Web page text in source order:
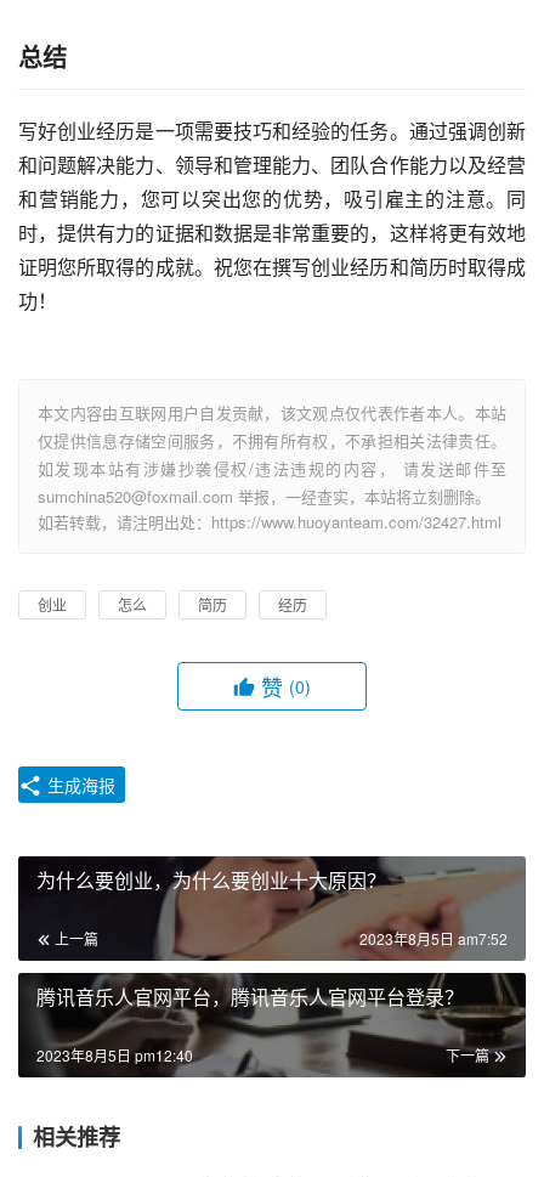
总结
写好创业经历是一项需要技巧和经验的任务。通过强调创新
和问题解决能力、领导和管理能力、团队合作能力以及经营
和营销能力，您可以突出您的优势，吸引雇主的注意。同
时，提供有力的证据和数据是非常重要的，这样将更有效地
证明您所取得的成就。祝您在撰写创业经历和简历时取得成
功！
本文内容由互联网用户自发贡献，该文观点仅代表作者本人。本站
仅提供信息存储空间服务，不拥有所有权，不承担相关法律责任。
如发现本站有涉嫌抄袭侵权/违法违规的内容， 请发送邮件至
sumchina520@foxmail.com 举报，一经查实，本站将立刻删除。
如若转载，请注明出处：https://www.huoyanteam.com/32427.html
创业 怎么 简历 经历
赞 (0)
生成海报
为什么要创业，为什么要创业十大原因？
上一篇 2023年8月5日 am7:52
腾讯音乐人官网平台，腾讯音乐人官网平台登录？
下一篇
2023年8月5日 pm12:40
相关推荐